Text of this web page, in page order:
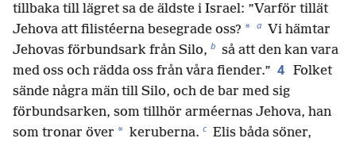
tillbaka till lägret sa de äldste i Israel: ”Varför tillät
Jehova att filistéerna besegrade oss? * a Vi hämtar
Jehovas förbundsark från Silo, b så att den kan vara
med oss och rädda oss från våra fiender.” 4 Folket
sände några män till Silo, och de bar med sig
förbundsarken, som tillhör arméernas Jehova, han
som tronar över * keruberna. c Elis båda söner,